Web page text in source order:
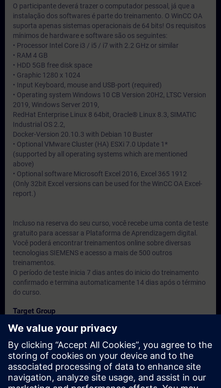
O participante deverá trazer o computador pessoal, já que a
instalação dos softwares é parte do treinamento. O WinCC OA
suporta apenas sistemas operacionais de 64 bits! Os requisitos
mínimos de hardware e software são os seguintes:
• Processor Intel Core i3 / i5 / i7 with 2.2 GHz or similar
• RAM 4 GB
• HDD 5GB free disk space
• Graphic 1280 x 1024
• Input Keyboard, mouse and USB-port (required)
• Operating system Windows 10 CB Version 20H2, LTSC Version
2019, Windows Server 2019,
RedHat Enterprise Linux 8 64bit, Oracle® Linux 8.3, SIMATIC
Industrial OS 2.2,
Docker-Version 20.10.3 with Debian 10 Buster
• Optional VMware Cluster (HA) ESXi 7.0 Update 1*
(supported by all operating systems which are mentioned
above)
• Optional software Microsoft Excel 2016, Excel 365 1912
(Only 32bit Excel versions can be used for the WinCC OA Excel-
report.)
Incluso na reserva do seu curso, você recebe uma conta de teste
gratuito para acessar a Plataforma de Aprendizagem digital.
Você poderá encontrar treinamentos online sobre diversas
tecnologias SIEMENS e acesso a mais de 500 outros
treinamentos.
O período de teste inicia 7 dias antes do inicio do treinamento
confirmado e termina automaticamente 14 dias após o término
do curso.
Target Group
Engenheiros, técnicos e usuários do produto.
Dates And Registration
Currently, no events available